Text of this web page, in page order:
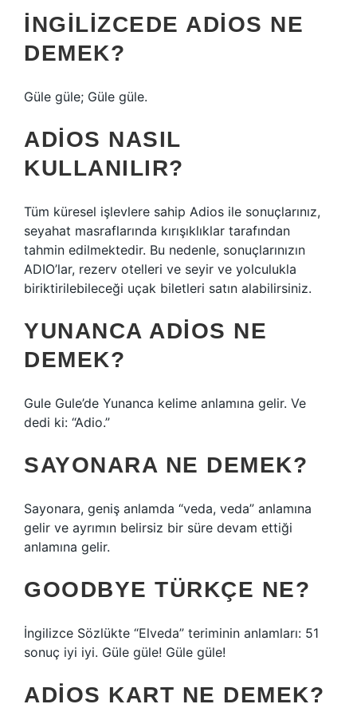
İNGILIZCEDE ADIOS NE
DEMEK?
Güle güle; Güle güle.
ADIOS NASIL
KULLANILIR?
Tüm küresel işlevlere sahip Adios ile sonuçlarınız,
seyahat masraflarında kırışıklıklar tarafından
tahmin edilmektedir. Bu nedenle, sonuçlarınızın
ADIO’lar, rezerv otelleri ve seyir ve yolculukla
biriktirilebileceği uçak biletleri satın alabilirsiniz.
YUNANCA ADIOS NE
DEMEK?
Gule Gule’de Yunanca kelime anlamına gelir. Ve
dedi ki: “Adio.”
SAYONARA NE DEMEK?
Sayonara, geniş anlamda “veda, veda” anlamına
gelir ve ayrımın belirsiz bir süre devam ettiği
anlamına gelir.
GOODBYE TÜRKÇE NE?
İngilizce Sözlükte “Elveda” teriminin anlamları: 51
sonuç iyi iyi. Güle güle! Güle güle!
ADIOS KART NE DEMEK?